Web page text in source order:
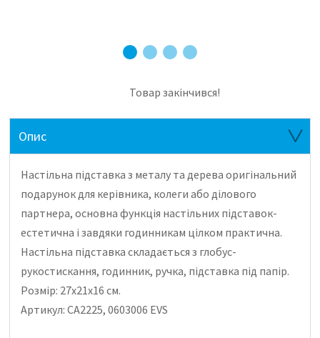
Товар закінчився!
Опис
Настільна підставка з металу та дерева оригінальний
подарунок для керівника, колеги або ділового
партнера, основна функція настільних підставок-
естетична і завдяки годинникам цілком практична.
Настільна підставка складається з глобус-
рукостискання, годинник, ручка, підставка під папір.
Розмір: 27х21х16 см.
Артикул: CA2225, 0603006 EVS